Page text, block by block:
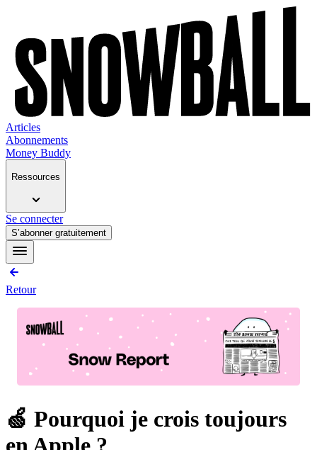
Articles
Abonnements
Money Buddy
Ressources
Se connecter
S’abonner gratuitement
Retour
🍏 Pourquoi je crois toujours